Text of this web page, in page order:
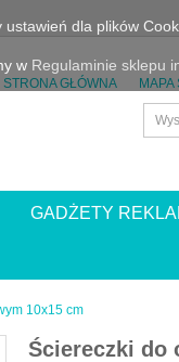
STRONA GŁÓWNA MAPA
GADŻETY
10x15 cm
Ściereczki do
dla plików
w Regulaminie sklepu